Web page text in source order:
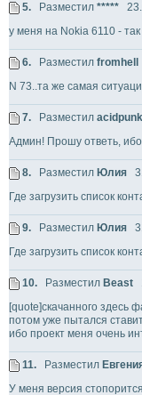
5. Разместил *****
у меня на Nokia 6110 -
6. Разместил fromhell
N 73..та же самая
7. Разместил acidpunk
Админ! Прошу ответь, ибо
8. Разместил Юлия
Где загрузить список
9. Разместил Юлия
Где загрузить список
10. Разместил Beast
[quote]скачанного здесь
потом уже пытался
ибо проект меня очень
11. Разместил
У меня версия